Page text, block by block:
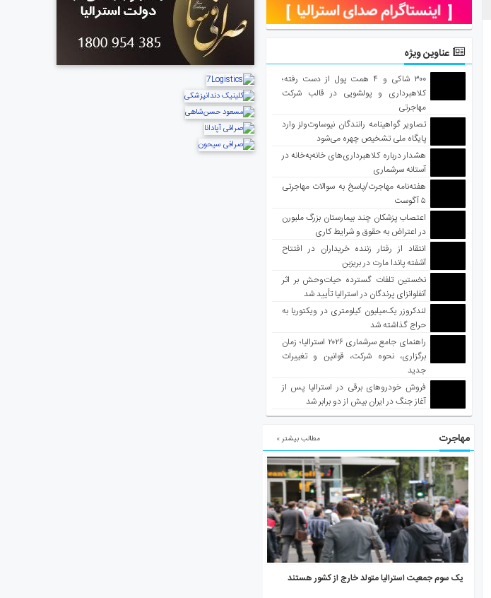
عناوین ویژه
۳۰۰ شاکی و ۴ همت پول از دست رفته؛
کلاهبرداری و پولشویی در قالب شرکت
مهاجرتی
تصاویر گواهینامه رانندگان نیوساوت‌ولز وارد
پایگاه ملی تشخیص چهره می‌شود
هشدار درباره کلاهبرداری‌های خانه‌به‌خانه در
آستانه سرشماری
هفته‌نامه مهاجرت/پاسخ به سوالات مهاجرتی
۵ آگوست
اعتصاب پزشکان چند بیمارستان بزرگ ملبورن
در اعتراض به حقوق و شرایط کاری
انتقاد از رفتار زننده خریداران در افتتاح
آشفته پاندا مارت در بریزبن
نخستین تلفات گسترده حیات‌وحش بر اثر
آنفلوانزای پرندگان در استرالیا تأیید شد
لندکروزر یک‌میلیون کیلومتری در ویکتوریا به
حراج گذاشته شد
راهنمای جامع سرشماری ۲۰۲۶ استرالیا؛ زمان
برگزاری، نحوه شرکت، قوانین و تغییرات
جدید
فروش خودروهای برقی در استرالیا پس از
آغاز جنگ در ایران بیش از دو برابر شد
مهاجرت مطالب بیشتر »
یک سوم جمعیت استرالیا متولد خارج از کشور هستند